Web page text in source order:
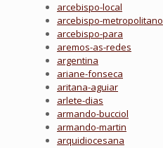
arcebispo-local
arcebispo-metropolitano
arcebispo-para
aremos-as-redes
argentina
ariane-fonseca
aritana-aguiar
arlete-dias
armando-bucciol
armando-martin
arquidiocesana